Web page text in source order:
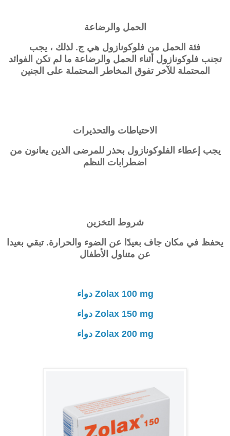
الحمل والرضاعة
فئة الحمل من فلوكونازول هي ج. لذلك ، يجب
تجنب فلوكونازول أثناء الحمل والرضاعة ما لم تكن الفوائد
المحتملة للآخر تفوق المخاطر المحتملة على الجنين
الاحتياطات والتحذيرات
يجب إعطاء الفلوكونازول بحذر للمرضى الذين يعانون من
اضطرابات النظم
شروط التخزين
يحفظ في مكان جاف بعيدًا عن الضوء والحرارة. تبقي بعيدا
عن متناول الأطفال
Zolax 100 mg دواء
Zolax 150 mg دواء
Zolax 200 mg دواء